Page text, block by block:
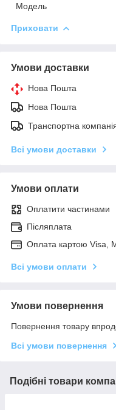
Модель
Приховати
Умови доставки
Нова Пошта
Нова Пошта
Транспортна
Всі умови доставки
Умови оплати
Оплатити частинами
Післяплата
Оплата картою Visa,
Всі умови оплати
Умови повернення
Повернення товару
Всі умови повернення
Подібні товари